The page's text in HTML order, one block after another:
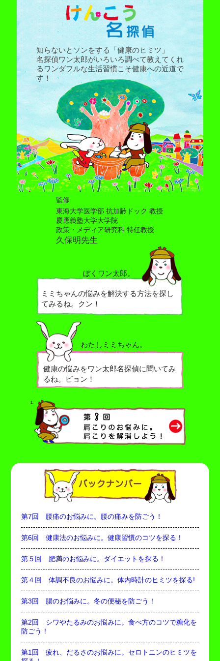
知らないとソンをする「健康のヒミツ」
名探偵ワン太郎がいろいろ調べて教えてくれ
るワンダフルな生活習慣こそ健康への近道で
す！
監修
東海大学医学部 抗加齢ドック 教授
慶應義塾大学大学院
政策・メディア研究科 特任教授
久保明先生
ぼくワン太郎。
ミミちゃんの悩みを解決する方法を探し
てみるね。クン！
わたしミミちゃん。
健康の悩みをワン太郎名探偵に聞いてみ
るね。ピョン！
第7回 腰痛のお悩みに。腰の痛みを防ごう！
第6回 健康法のお悩みに。健康習慣のコツを探る！
第５回 肥満のお悩みに。ダイエットを探る！
第４回 体調不良のお悩みに。体内時計のヒミツを探る!
第3回 腸のお悩みに。冬の便秘を防ごう！
第2回 シワやたるみのお悩みに。食べ方のコツで糖化を
防ごう！
第1回 疲れ、だるさのお悩みに。セロトニンのヒミツを